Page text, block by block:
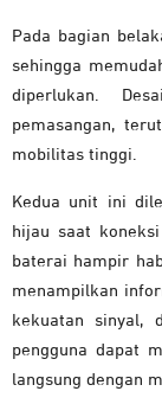
Pada bagian
sehingga
diperlukan.
pemasangan,
mobilitas tinggi.
Kedua unit ini
hijau saat
baterai hampir
menampilkan
kekuatan sinyal,
pengguna dapat
langsung dengan